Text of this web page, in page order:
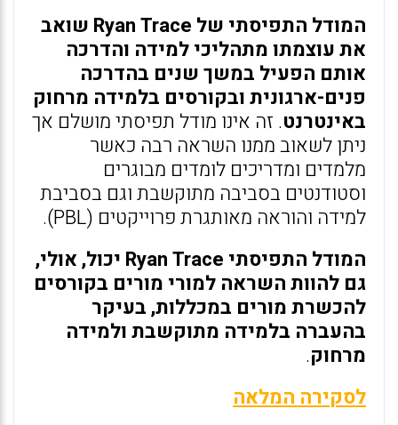
המודל התפיסתי של Ryan Trace שואב
את עוצמתו מתהליכי למידה והדרכה
אותם הפעיל במשך שנים בהדרכה
פנים-ארגונית ובקורסים בלמידה מרחוק
באינטרנט. זה אינו מודל תפיסתי מושלם אך
ניתן לשאוב ממנו השראה רבה כאשר
מלמדים ומדריכים לומדים מבוגרים
וסטודנטים בסביבה מתוקשבת וגם בסביבת
למידה והוראה מאותגרת פרוייקטים (PBL).
המודל התפיסתי Ryan Trace יכול, אולי,
גם להוות השראה למורי מורים בקורסים
להכשרת מורים במכללות, בעיקר
בהעברה בלמידה מתוקשבת ולמידה
מרחוק.
לסקירה המלאה